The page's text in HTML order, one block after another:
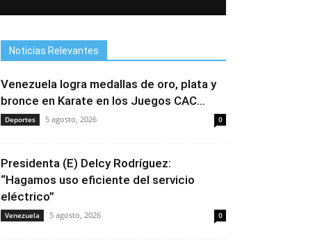
Noticias Relevantes
Venezuela logra medallas de oro, plata y
bronce en Karate en los Juegos CAC...
Deportes 5 agosto, 2026 0
Presidenta (E) Delcy Rodríguez:
“Hagamos uso eficiente del servicio
eléctrico”
Venezuela 5 agosto, 2026 0